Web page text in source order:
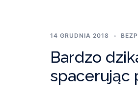
14 GRUDNIA 2018
Bardzo
spacerując